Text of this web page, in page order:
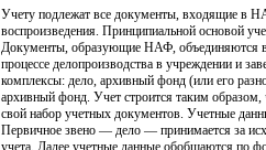
Учету подлежат все документы, входящие в
воспроизведения. Принципиальной основой
Документы, образующие НАФ, объединяются в
процессе делопроизводства в учреждении и
комплексы: дело, архивный фонд (или его
архивный фонд. Учет строится таким образом,
свой набор учетных документов. Учетные
Первичное звено — дело — принимается за
учета. Далее учетные данные обобщаются по